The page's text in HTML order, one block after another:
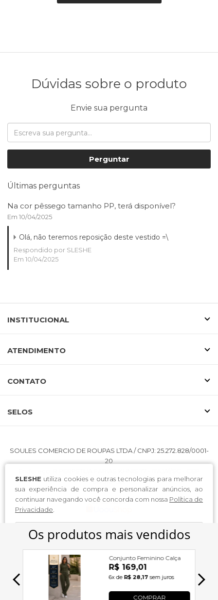
SLESHE utiliza cookies e outras tecnologias para melhorar
sua experiência de compra e personalizar anúncios, ao
continuar navegando você concorda com nossa Política de
Privacidade
continuar e fechar
Dúvidas sobre o produto
Envie sua pergunta
Perguntar
Últimas perguntas
Na cor pêssego tamanho PP, terá disponível?
Em 10/04/2025
Olá, não teremos reposição deste vestido =\
Respondido por SLESHE
Em 10/04/2025
INSTITUCIONAL
ATENDIMENTO
CONTATO
SELOS
SOULES COMERCIO DE ROUPAS LTDA / CNPJ: 25.272.828/0001-
20
88.318-522